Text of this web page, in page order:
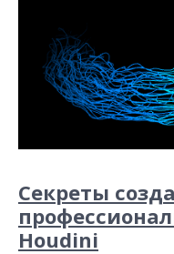
Секреты
Houdini